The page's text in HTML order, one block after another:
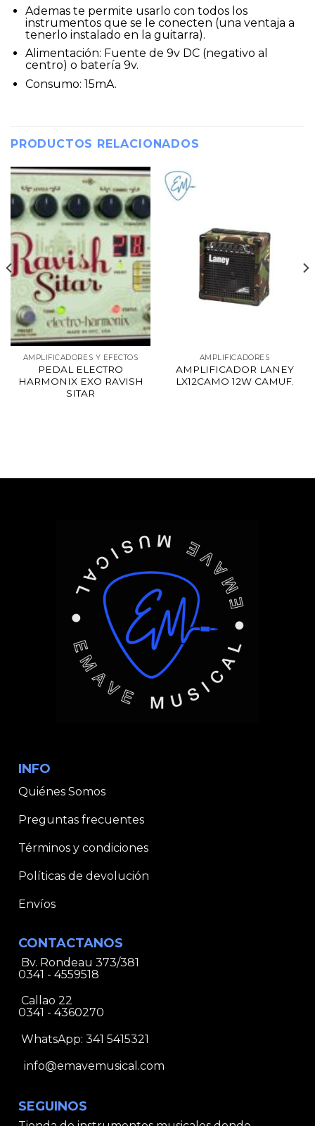
Ademas te permite usarlo con todos los
instrumentos que se le conecten (una ventaja a
tenerlo instalado en la guitarra).
Alimentación: Fuente de 9v DC (negativo al
centro) o batería 9v.
Consumo: 15mA.
PRODUCTOS RELACIONADOS
AMPLIFICADORES Y EFECTOS
PEDAL ELECTRO
HARMONIX EXO RAVISH
SITAR
AMPLIFICADORES
AMPLIFICADOR LANEY
LX12CAMO 12W CAMUF.
INFO
Quiénes Somos
Preguntas frecuentes
Términos y condiciones
Políticas de devolución
Envíos
CONTACTANOS
Bv. Rondeau 373/381
0341 - 4559518
Callao 22
0341 - 4360270
WhatsApp: 341 5415321
info@emavemusical.com
SEGUINOS